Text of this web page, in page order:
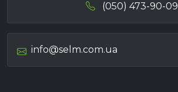
(050) 473-90-09
info@selm.com.ua